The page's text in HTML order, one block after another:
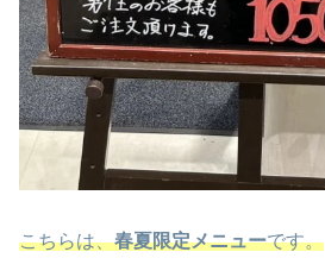
こちらは、春夏限定メニューです。